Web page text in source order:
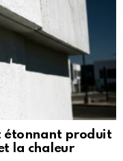
étonnant produit
la chaleur